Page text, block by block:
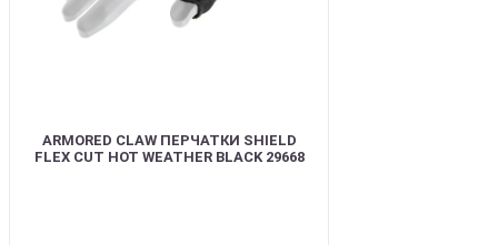
ARMORED CLAW ПЕРЧАТКИ SHIELD
FLEX CUT HOT WEATHER BLACK 29668